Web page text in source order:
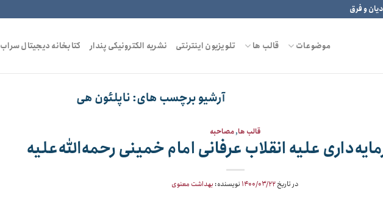
و فرق
موضوعات قالب ها تلویزیون اینترنتی نشریه الکترونیکی پندار کتابخانه دیجیتال سراب
آرشیو برچسب های:ناپلئون هی
قالب ها,مصاحبه
علیه انقلاب عرفانی امام خمینی رحمه‌الله‌علیه
در تاریخ۱۴۰۰/۰۳/۲۲ نویسنده: بهداشت معنوی